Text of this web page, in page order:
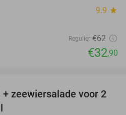
9.9 star
Regulier €62
€32,90
52%
zeewiersalade voor 2